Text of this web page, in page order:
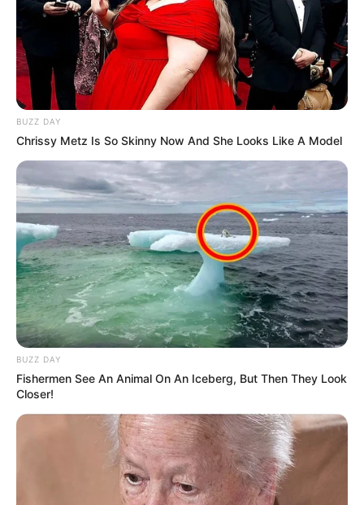
BUZZ DAY
Chrissy Metz Is So Skinny Now And She Looks Like A Model
BUZZ DAY
Fishermen See An Animal On An Iceberg, But Then They Look
Closer!